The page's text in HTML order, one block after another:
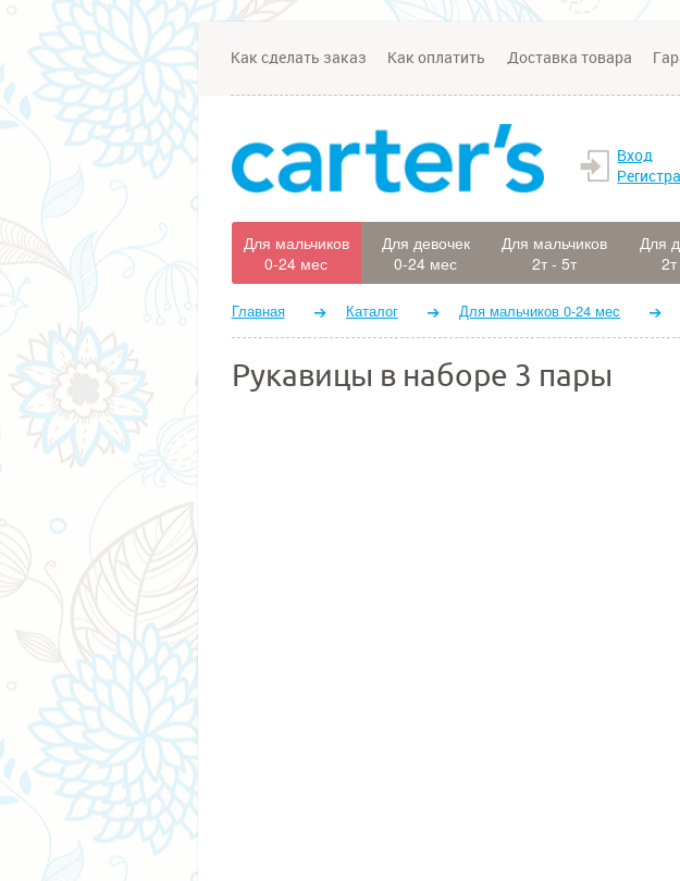
Как сделать заказ Как оплатить Доставка товара
Вход
Для мальчиков
0-24 мес
Для девочек
0-24 мес
Для мальчиков
2т - 5т
Для
Главная Каталог Для мальчиков 0-24 мес
Рукавицы в наборе 3 пары